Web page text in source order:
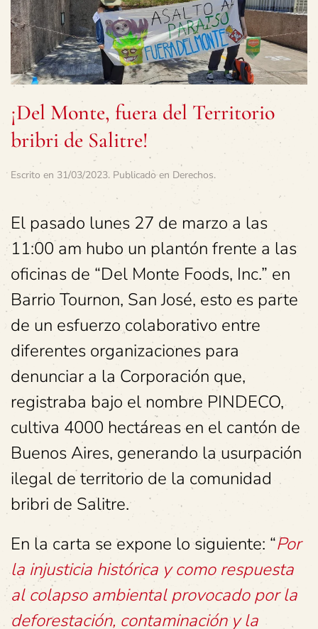
¡Del Monte, fuera del Territorio
bribri de Salitre!
Escrito en 31/03/2023. Publicado en Derechos.
El pasado lunes 27 de marzo a las
11:00 am hubo un plantón frente a las
oficinas de “Del Monte Foods, Inc.” en
Barrio Tournon, San José, esto es parte
de un esfuerzo colaborativo entre
diferentes organizaciones para
denunciar a la Corporación que,
registraba bajo el nombre PINDECO,
cultiva 4000 hectáreas en el cantón de
Buenos Aires, generando la usurpación
ilegal de territorio de la comunidad
bribri de Salitre.
En la carta se expone lo siguiente: “Por
la injusticia histórica y como respuesta
al colapso ambiental provocado por la
deforestación, contaminación y la